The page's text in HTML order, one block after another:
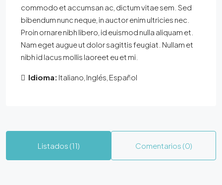
commodo et accumsan ac, dictum vitae sem. Sed
bibendum nunc neque, in auctor enim ultricies nec.
Proin ornare nibh libero, id euismod nulla aliquam et.
Nam eget augue ut dolor sagittis feugiat. Nullam et
nibh id lacus mollis laoreet eu et mi.
Idioma: Italiano, Inglés, Español
Listados (11) Comentarios (0)